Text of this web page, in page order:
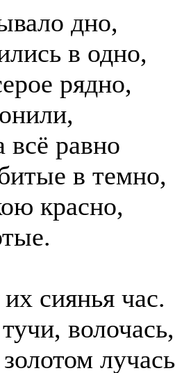
дно,
в одно,
рядно,
всё равно
в темно,
красно,
сиянья час.
волочась,